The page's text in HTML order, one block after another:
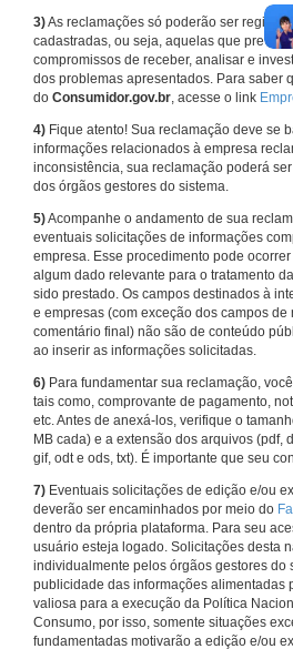
3)As reclamações só poderão ser
cadastradas, ou seja, aquelas que
compromissos de receber, analisar e
dos problemas apresentados. Para saber
do Consumidor.gov.br, acesse o link
4) Fique atento! Sua reclamação deve se
informações relacionados à empresa
inconsistência, sua reclamação poderá
dos órgãos gestores do sistema.
5)Acompanhe o andamento de sua
eventuais solicitações de informações
empresa. Esse procedimento pode
algum dado relevante para o tratamento
sido prestado. Os campos destinados à
e empresas (com exceção dos campos de
comentário final) não são de conteúdo
ao inserir as informações solicitadas.
6) Para fundamentar sua reclamação,
tais como, comprovante de pagamento,
etc. Antes de anexá-los, verifique o
MB cada) e a extensão dos arquivos (pdf,
gif, odt e ods, txt). É importante que seu
7) Eventuais solicitações de edição e/ou
deverão ser encaminhados por meio do
dentro da própria plataforma. Para seu
usuário esteja logado. Solicitações desta
individualmente pelos órgãos gestores do
publicidade das informações alimentadas
valiosa para a execução da Política
Consumo, por isso, somente situações
fundamentadas motivarão a edição e/ou